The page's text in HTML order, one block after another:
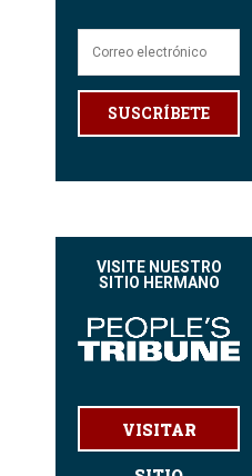
SUSCRÍBETE
VISITE NUESTRO
SITIO HERMANO
VISITAR